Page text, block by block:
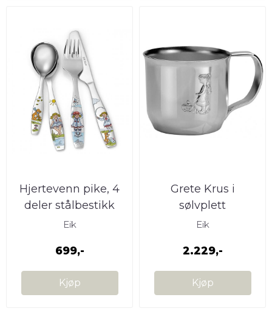
Hjertevenn pike, 4
deler stålbestikk
Eik
699,-
Kjøp
Grete Krus i
sølvplett
Eik
2.229,-
Kjøp